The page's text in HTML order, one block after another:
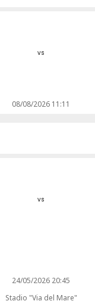
vs
08/08/2026 11:11
vs
24/05/2026 20:45
Stadio "Via del Mare"